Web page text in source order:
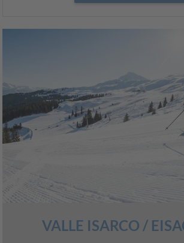
VALLE ISARCO /